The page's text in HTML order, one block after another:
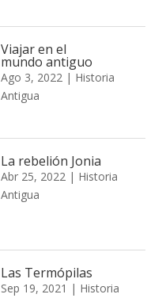
Viajar en el
mundo antiguo
Ago 3, 2022 | Historia
Antigua
La rebelión Jonia
Abr 25, 2022 | Historia
Antigua
Las Termópilas
Sep 19, 2021 | Historia